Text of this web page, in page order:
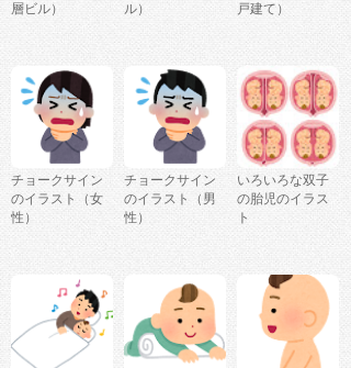
層ビル）
ル）
戸建て）
チョークサイン
のイラスト（女
性）
チョークサイン
のイラスト（男
性）
いろいろな双子
の胎児のイラス
ト